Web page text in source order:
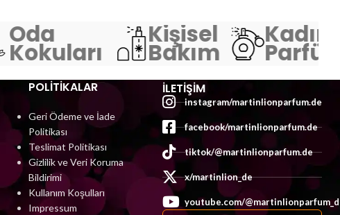
Oda
Kokuları
Kişisel
Bakım
Kadın
POLİTİKALAR
Geri Ödeme ve İade
Politikası
Teslimat Politikası
Gizlilik ve Veri Koruma
Bildirimi
Kullanım Koşulları
Impressum
İLETIŞIM
instagram/martinlionparfum.de
facebook/martinlionparfum.de
tiktok/@martinlionparfum.de
x/martinlion_de
youtube.com/